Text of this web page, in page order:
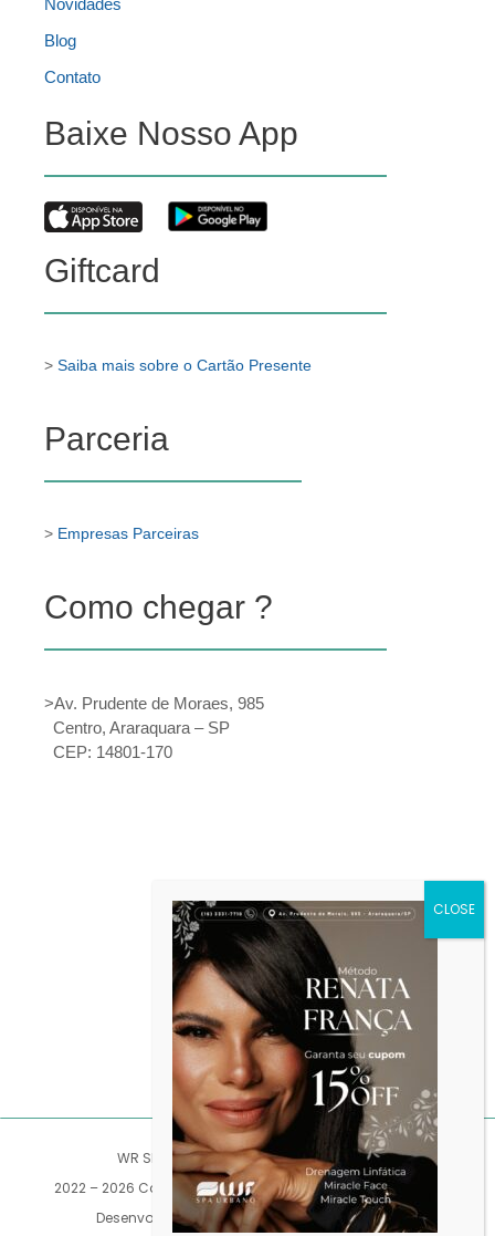
Blog
Contato
Baixe Nosso App
Giftcard
> Saiba mais sobre o Cartão Presente
Parceria
> Empresas Parceiras
Como chegar ?
>Av. Prudente de Moraes, 985
Centro, Araraquara – SP
CEP: 14801-170
WR SPA LTDA | CNPJ: 15.837.507/0001-71
2022 – 2026 Copyright © – Todos os Direitos Reservados |
Desenvolvido por